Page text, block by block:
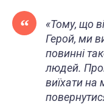
«Тому, що
Герой, ми
повинні
людей.
виїхати на